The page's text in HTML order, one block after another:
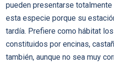
pueden presentarse
esta especie porque su
tardía. Prefiere como hábitat
constituidos por encinas,
también, aunque no sea muy